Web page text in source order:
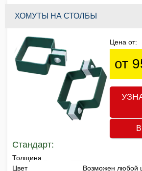
ХОМУТЫ НА СТОЛБЫ
Цена от:
от
Стандарт:
Толщина
Цвет
Возможен любой